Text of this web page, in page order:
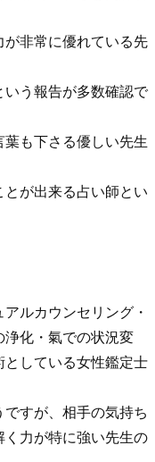
非常に優れている先
う報告が多数確認で
も下さる優しい先生
が出来る占い師とい
ルカウンセリング・
浄化・氣での状況変
している女性鑑定士
すが、相手の気持ち
く力が特に強い先生の